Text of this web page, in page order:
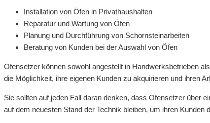
Installation von Öfen in Privathaushalten
Reparatur und Wartung von Öfen
Planung und Durchführung von Schornsteinarbeiten
Beratung von Kunden bei der Auswahl von Öfen
Ofensetzer können sowohl angestellt in Handwerksbetrieben
die Möglichkeit, ihre eigenen Kunden zu akquirieren und ihren
Sie sollten auf jeden Fall daran denken, dass Ofensetzer über
auf dem neuesten Stand der Technik bleiben, um ihren